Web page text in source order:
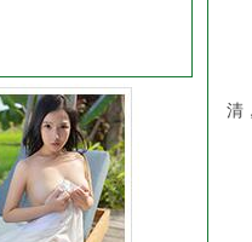
1
清
①